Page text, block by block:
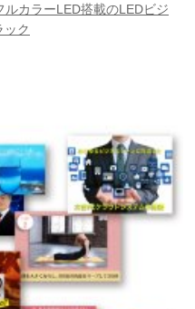
カラーLED搭載のLEDビジ
ック